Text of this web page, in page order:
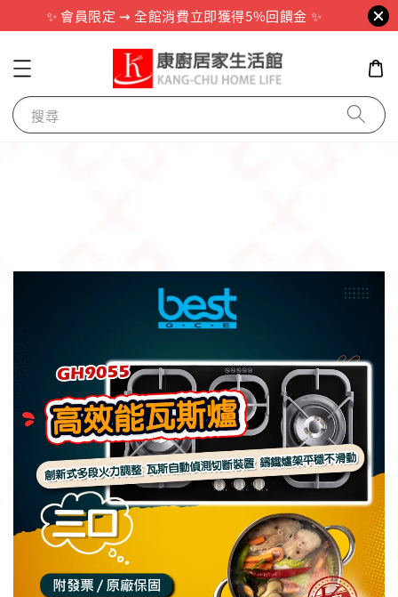
✨ 會員限定 ⇝ 全館消費立即獲得5%回饋金 ✨
搜尋